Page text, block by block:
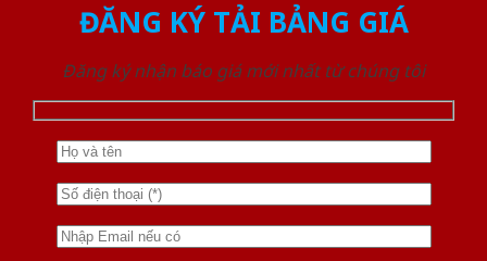
ĐĂNG KÝ TẢI BẢNG GIÁ
Đăng ký nhận báo giá mới nhất từ chúng tôi